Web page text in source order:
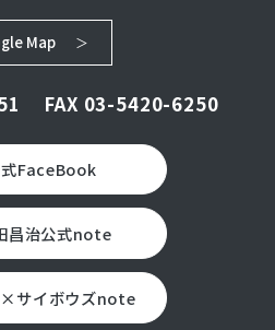
Map
FAX 03-5420-6250
FaceBook
昌治公式note
×サイボウズnote